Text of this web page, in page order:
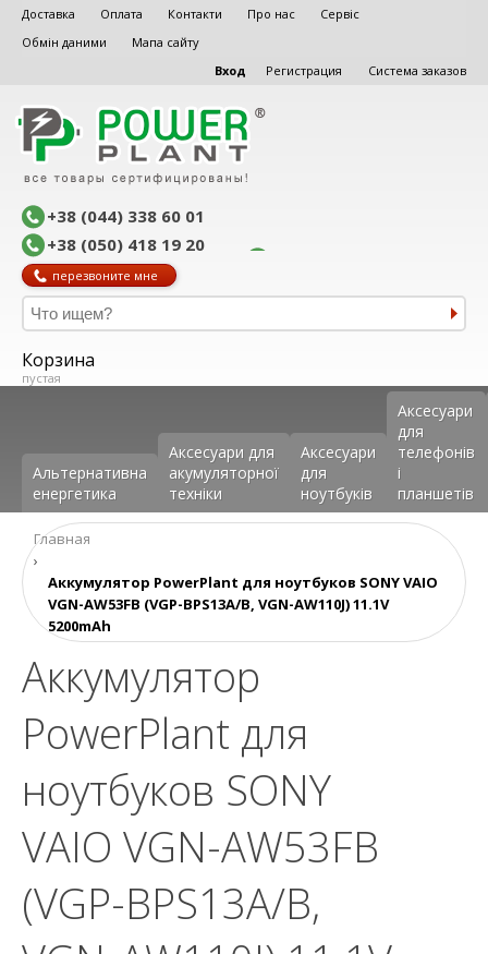
Доставка Оплата Контакти Про нас
Сервіс
Обмін даними
Мапа сайту
Вход
Регистрация Система заказов
+38 (044) 338 60 01
+38 (050) 418 19 20
перезвоните мне
Корзина
пустая
Альтернативна
енергетика
Аксесуари для
акумуляторної
техніки
Аксесуари
для
ноутбуків
Аксеcуари
для
телефонів
і
планшетів
Главная
›
Аккумулятор PowerPlant для ноутбуков SONY VAIO
VGN-AW53FB (VGP-BPS13A/B, VGN-AW110J) 11.1V
5200mAh
Аккумулятор
PowerPlant для
ноутбуков SONY
VAIO VGN-AW53FB
(VGP-BPS13A/B,